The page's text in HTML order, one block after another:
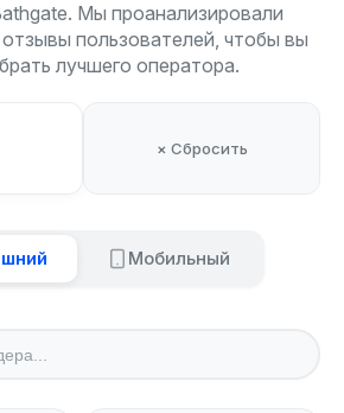
Мы проанализировали
отзывы пользователей, чтобы вы
лучшего оператора.
× Сбросить
Мобильный